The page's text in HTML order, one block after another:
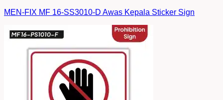
MEN-FIX MF 16-SS3010-D Awas Kepala Sticker Sign